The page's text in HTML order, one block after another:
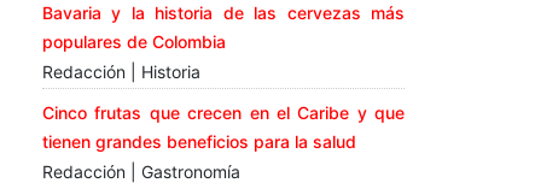
Bavaria y la historia de las cervezas más
populares de Colombia
Redacción | Historia
Cinco frutas que crecen en el Caribe y que
tienen grandes beneficios para la salud
Redacción | Gastronomía